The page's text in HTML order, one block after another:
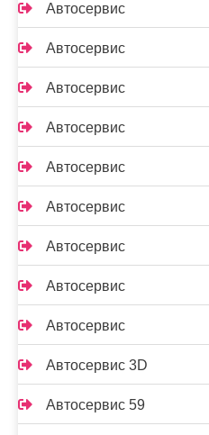
Автосервис
Автосервис
Автосервис
Автосервис
Автосервис
Автосервис
Автосервис
Автосервис
Автосервис
Автосервис 3D
Автосервис 59